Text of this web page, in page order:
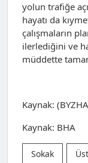
yolun trafiğe
hayatı da
çalışmaların
ilerlediğini ve
müddette
Kaynak:
Kaynak: BHA
Sokak